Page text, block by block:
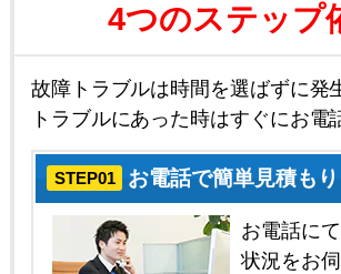
4つのステップ
故障トラブルは時間を選ばずに発
トラブルにあった時はすぐにお電
STEP01 お電話で簡単見積もり
お電話に
状況をお